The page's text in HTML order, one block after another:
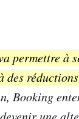
permettre à
Booking
une